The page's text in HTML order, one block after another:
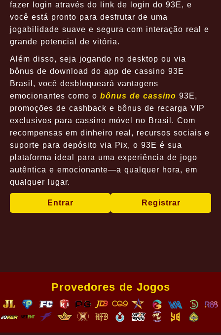
fazer login através do link de login do 93E, e
você está pronto para desfrutar de uma
jogabilidade suave e segura com interação real e
grande potencial de vitória.
Além disso, seja jogando no desktop ou via
bônus de download do app de cassino 93E
Brasil, você desbloqueará vantagens
emocionantes como o bônus de cassino 93E,
promoções de cashback e bônus de recarga VIP
exclusivos para cassino móvel no Brasil. Com
recompensas em dinheiro real, recursos sociais e
suporte para depósito via Pix, o 93E é sua
plataforma ideal para uma experiência de jogo
autêntica e emocionante—a qualquer hora, em
qualquer lugar.
Entrar Registrar
Provedores de Jogos